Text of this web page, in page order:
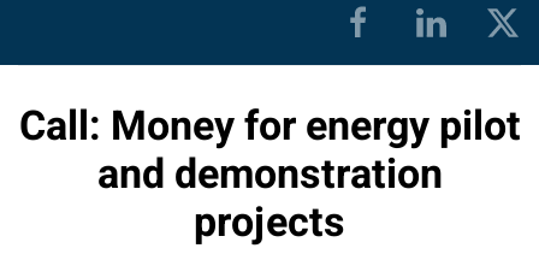
Call: Money for energy pilot
and demonstration
projects